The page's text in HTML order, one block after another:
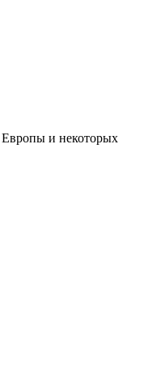
Европы и некоторых